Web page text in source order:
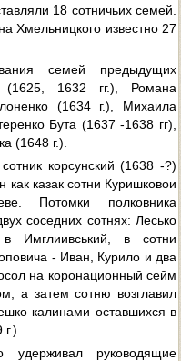
18 сотничьих семей.
Хмельницкого известно 27
семей предыдущих
(1625, 1632 гг.), Романа
(1634 г.), Михаила
Бута (1637 -1638 гг),
(1648 г.).
корсунский (1638 -?)
казак сотни Куришковои
Потомки полковника
соседних сотнях: Лесько
Имглиивський, в сотни
- Иван, Курило и два
на коронационный сейм
а затем сотню возглавил
калинами оставшихся в
удерживал руководящие